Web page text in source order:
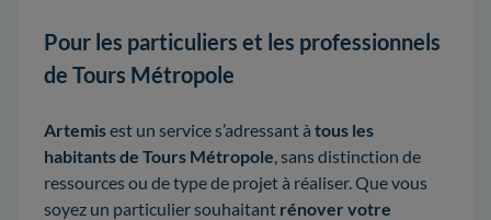
Pour les particuliers et les professionnels
de Tours Métropole
Artemisest un service s’adressant à tous les
habitants de Tours Métropole , sans distinction de
ressources ou de type de projet à réaliser. Que vous
soyez un particulier souhaitant rénover votre